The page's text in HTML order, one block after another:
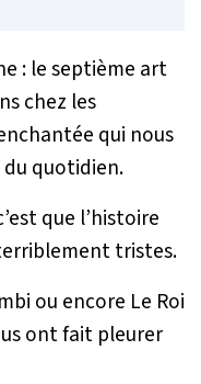
: le septième art
chez les
qui nous
du quotidien.
que l’histoire
tristes.
ou encore Le Roi
ont fait pleurer